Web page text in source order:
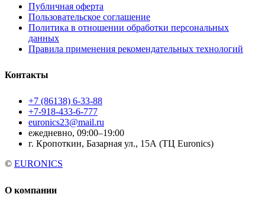
Публичная оферта
Пользовательское соглашение
Политика в отношении обработки персональных
данных
Правила применения рекомендательных технологий
Контакты
+7 (86138) 6-33-88
+7-918-433-6-777
euronics23@mail.ru
ежедневно, 09:00–19:00
г. Кропоткин, Базарная ул., 15А (ТЦ Euronics)
© EURONICS
О компании